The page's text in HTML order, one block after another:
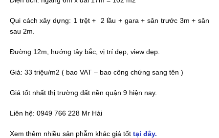
Qui cách xây dựng: 1 trệt + 2 lầu + gara + sân trước 3m + sân
sau 2m.
Đường 12m, hướng tây bắc, vị trí đẹp, view đẹp.
Giá: 33 triệu/m2 ( bao VAT – bao công chứng sang tên )
Giá tốt nhất thị trường đất nền quận 9 hiện nay.
Liên hệ: 0949 766 228 Mr Hải
Xem thêm nhiều sản phẫm khác giá tốt tại đây.